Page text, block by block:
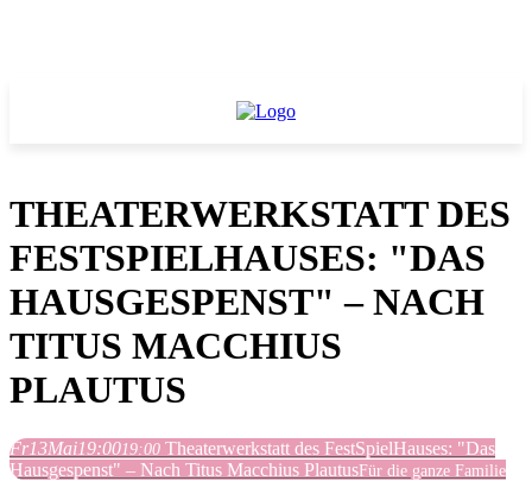
THEATERWERKSTATT DES
FESTSPIELHAUSES: "DAS
HAUSGESPENST" – NACH
TITUS MACCHIUS
PLAUTUS
Fr13Mai19:0019:00 Theaterwerkstatt des FestSpielHauses: "Das
Hausgespenst" – Nach Titus Macchius PlautusFür die ganze Familie